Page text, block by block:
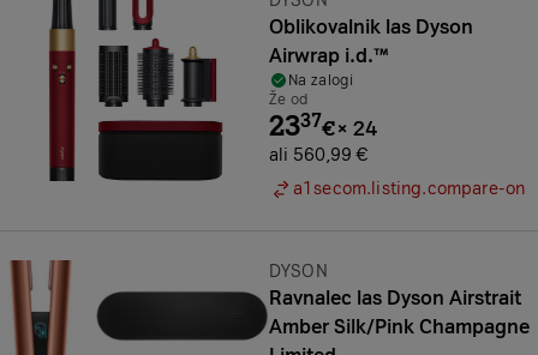
Oblikovalnik las Dyson
Airwrap i.d.™
Na zalogi
Že od
2337€× 24
ali 560,99 €
a1secom.listing.compare-on
Znamka:
DYSON
Ravnalec las Dyson Airstrait
Amber Silk/Pink Champagne